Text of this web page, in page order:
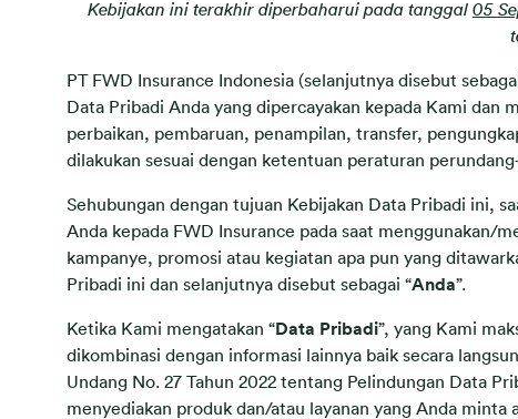
Kebijakan ini terakhir diperbaharui pada tanggal 05
PT FWD Insurance Indonesia (selanjutnya disebut
Data Pribadi Anda yang dipercayakan kepada Kami
perbaikan, pembaruan, penampilan, transfer,
dilakukan sesuai dengan ketentuan peraturan
Sehubungan dengan tujuan Kebijakan Data Pribadi ini,
Anda kepada FWD Insurance pada saat menggunakan/
kampanye, promosi atau kegiatan apa pun yang
Pribadi ini dan selanjutnya disebut sebagai “Anda”.
Ketika Kami mengatakan “Data Pribadi”, yang Kami
dikombinasi dengan informasi lainnya baik secara
Undang No. 27 Tahun 2022 tentang Pelindungan Data
menyediakan produk dan/atau layanan yang Anda